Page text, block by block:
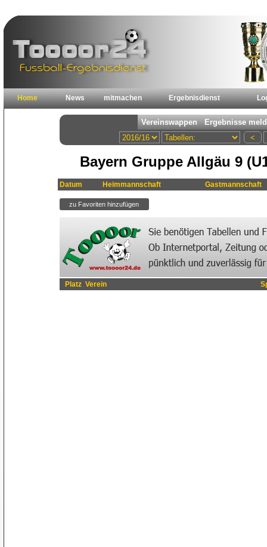
Home News mitmachen Ergebnisdienst
Bayern Gruppe Allgäu 9
Datum Heimmannschaft Gastmannschaft
Platz Verein